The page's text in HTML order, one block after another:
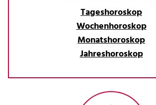
Tageshoroskop
Wochenhoroskop
Monatshoroskop
Jahreshoroskop